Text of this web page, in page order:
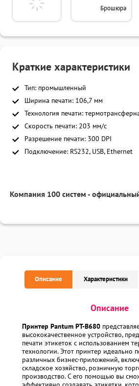
Брошюра
Краткие характеристики
Тип: промышленный
Ширина печати: 106,7 мм
Технология печати:
Скорость печати: 203 мм/с
Разрешение печати: 300 DPI
Подключение: RS232, USB, Ethernet
Компания 100 систем -
Описание Характеристики
Описание
Принтер Pantum PT-B680
высококачественное устройство,
печати этикеток с использованием
технологии. Этот принтер идеально
различных бизнес-приложений,
складское хозяйство, розничную
производство. С его помощью вы